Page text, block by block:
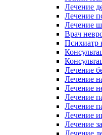
Лечение
Лечение
Лечение
Врач
Психиатр
Лечение
Лечение
Лечение
Лечение
Лечение
Лечение
Лечение
Лечение